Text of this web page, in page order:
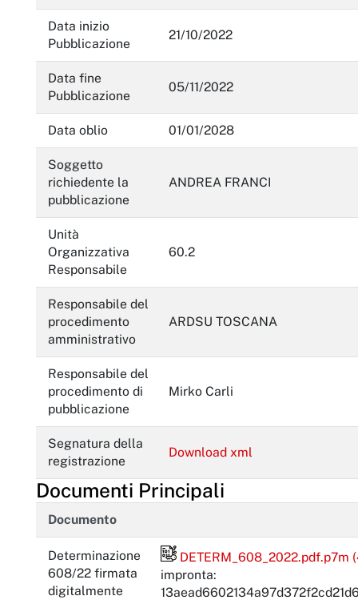
Data inizio
Pubblicazione
21/10/2022
Data fine
Pubblicazione
05/11/2022
Data oblio 01/01/2028
Soggetto
richiedente la
pubblicazione
ANDREA FRANCI
Unità
Organizzativa
Responsabile
60.2
Responsabile del
procedimento
amministrativo
ARDSU TOSCANA
Responsabile del
procedimento di
pubblicazione
Mirko Carli
Segnatura della
registrazione
Download xml
Documenti Principali
Documento
Determinazione
608/22 firmata
digitalmente
File firmato digitalmente
DETERM_608_2022.pdf.p7m
impronta: